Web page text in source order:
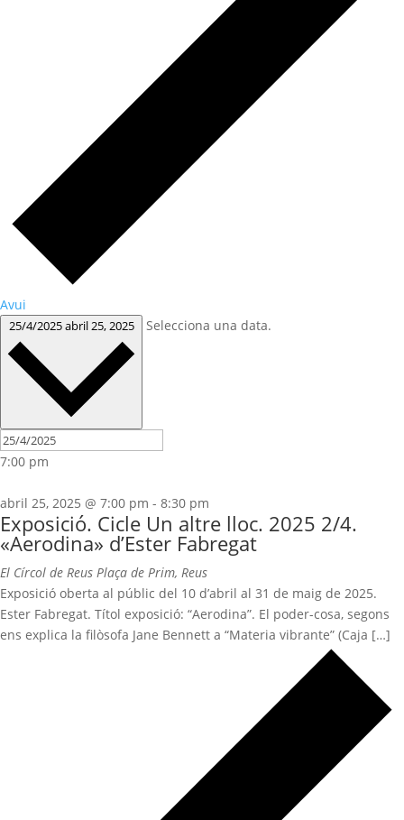
Avui
25/4/2025abril 25, 2025 Selecciona una data.
7:00 pm
abril 25, 2025 @ 7:00 pm - 8:30 pm
Exposició. Cicle Un altre lloc. 2025 2/4.
«Aerodina» d’Ester Fabregat
El Círcol de Reus Plaça de Prim, Reus
Exposició oberta al públic del 10 d’abril al 31 de maig de 2025.
Ester Fabregat. Títol exposició: “Aerodina”. El poder-cosa, segons
ens explica la filòsofa Jane Bennett a “Materia vibrante” (Caja […]